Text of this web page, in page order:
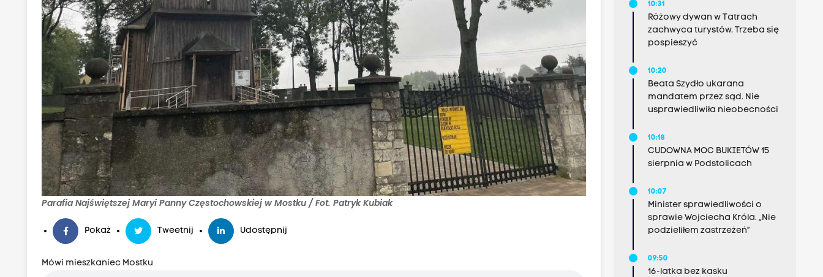
Parafia Najświętszej Maryi Panny Częstochowskiej w Mostku / Fot. Patryk Kubiak
Pokaż Tweetnij Udostępnij
Mówi mieszkaniec Mostku
10:31
Różowy dywan w Tatrach
zachwyca turystów. Trzeba się
pospieszyć
10:20
Beata Szydło ukarana
mandatem przez sąd. Nie
usprawiedliwiła nieobecności
10:18
CUDOWNA MOC BUKIETÓW 15
sierpnia w Podstolicach
10:07
Minister sprawiedliwości o
sprawie Wojciecha Króla. „Nie
podzieliłem zastrzeżeń”
09:50
16-latka bez kasku